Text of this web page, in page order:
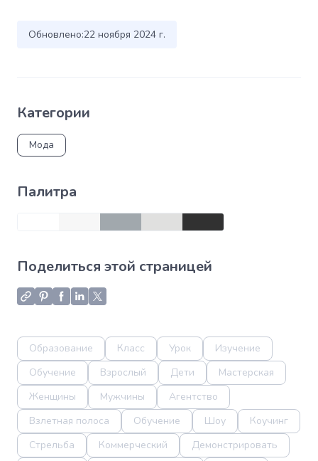
Обновлено:22 ноября 2024 г.
Категории
Мода
Палитра
Поделиться этой страницей
Образование Класс Урок
Изучение
Обучение
Взрослый Дети
Мастерская
Женщины
Мужчины
Агентство
Взлетная полоса
Обучение Шоу
Коучинг
Стрельба
Коммерческий
Демонстрировать